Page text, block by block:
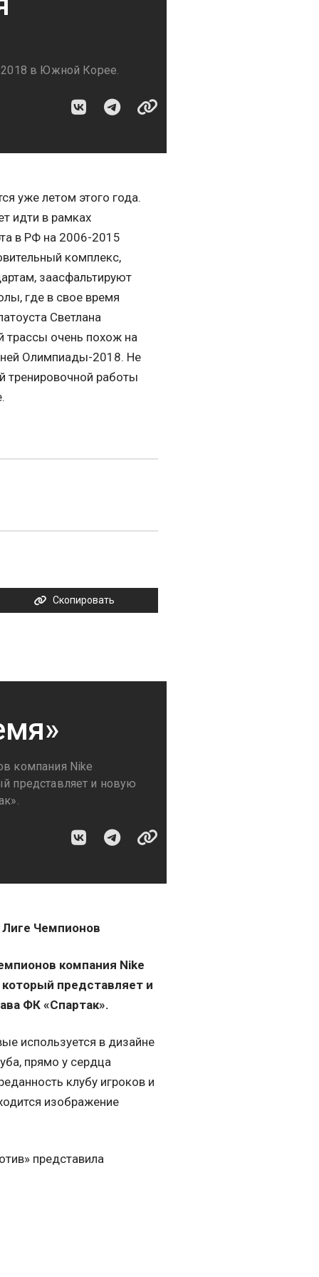
2018 в Южной Корее.
уже летом этого года.
идти в рамках
в РФ на 2006-2015
комплекс,
заасфальтируют
где в свое время
Светлана
трассы очень похож на
Олимпиады-2018. Не
тренировочной работы
Скопировать
компания Nike
представляет и новую
Чемпионов
компания Nike
представляет и
ФК «Спартак».
используется в дизайне
прямо у сердца
клубу игроков и
изображение
представила